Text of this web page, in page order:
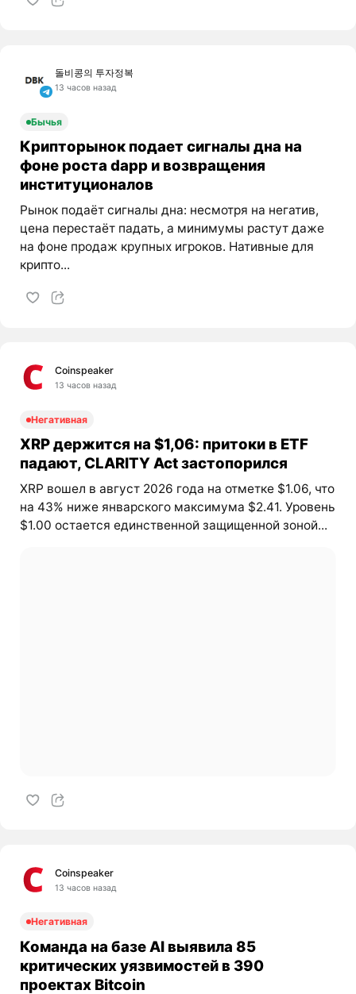
돌비콩의 투자정복
13 часов назад
Бычья
Крипторынок подает сигналы дна на
фоне роста dapp и возвращения
институционалов
Рынок подаёт сигналы дна: несмотря на негатив,
цена перестаёт падать, а минимумы растут даже
на фоне продаж крупных игроков. Нативные для
крипто...
Coinspeaker
13 часов назад
Негативная
XRP держится на $1,06: притоки в ETF
падают, CLARITY Act застопорился
XRP вошел в август 2026 года на отметке $1.06, что
на 43% ниже январского максимума $2.41. Уровень
$1.00 остается единственной защищенной зоной...
Coinspeaker
13 часов назад
Негативная
Команда на базе AI выявила 85
критических уязвимостей в 390
проектах Bitcoin